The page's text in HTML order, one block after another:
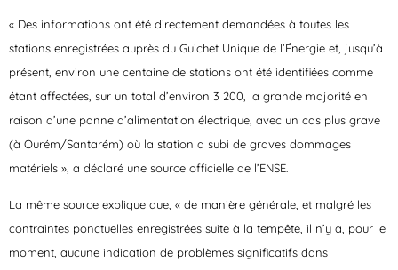
« Des informations ont été directement demandées à toutes les
stations enregistrées auprès du Guichet Unique de l’Énergie et, jusqu’à
présent, environ une centaine de stations ont été identifiées comme
étant affectées, sur un total d’environ 3 200, la grande majorité en
raison d’une panne d’alimentation électrique, avec un cas plus grave
(à Ourém/Santarém) où la station a subi de graves dommages
matériels », a déclaré une source officielle de l’ENSE.
La même source explique que, « de manière générale, et malgré les
contraintes ponctuelles enregistrées suite à la tempête, il n’y a, pour le
moment, aucune indication de problèmes significatifs dans